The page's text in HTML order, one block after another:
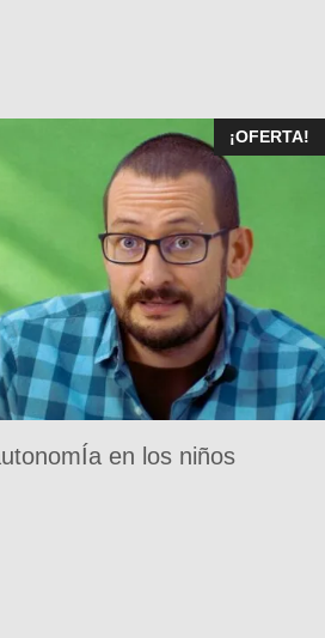
¡OFERTA!
en los niños